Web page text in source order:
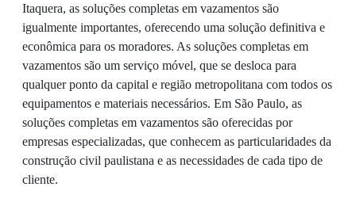
Itaquera, as soluções completas em vazamentos são
igualmente importantes, oferecendo uma solução definitiva e
econômica para os moradores. As soluções completas em
vazamentos são um serviço móvel, que se desloca para
qualquer ponto da capital e região metropolitana com todos os
equipamentos e materiais necessários. Em São Paulo, as
soluções completas em vazamentos são oferecidas por
empresas especializadas, que conhecem as particularidades da
construção civil paulistana e as necessidades de cada tipo de
cliente.